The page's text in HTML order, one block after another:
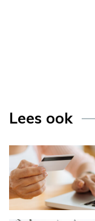
Lees ook